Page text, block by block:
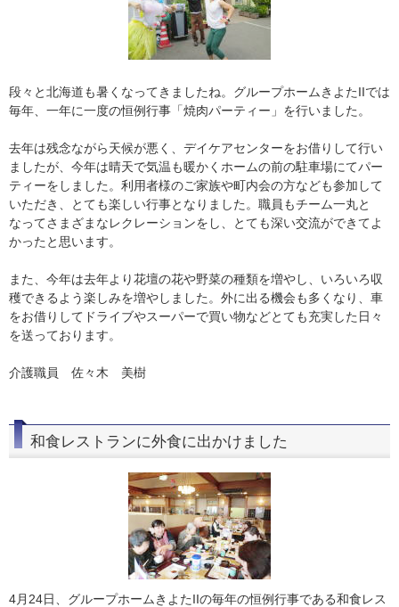
段々と北海道も暑くなってきましたね。グループホームきよたIIでは
毎年、一年に一度の恒例行事「焼肉パーティー」を行いました。
去年は残念ながら天候が悪く、デイケアセンターをお借りして行い
ましたが、今年は晴天で気温も暖かくホームの前の駐車場にてパー
ティーをしました。利用者様のご家族や町内会の方なども参加して
いただき、とても楽しい行事となりました。職員もチーム一丸と
なってさまざまなレクレーションをし、とても深い交流ができてよ
かったと思います。
また、今年は去年より花壇の花や野菜の種類を増やし、いろいろ収
穫できるよう楽しみを増やしました。外に出る機会も多くなり、車
をお借りしてドライブやスーパーで買い物などとても充実した日々
を送っております。
介護職員 佐々木 美樹
和食レストランに外食に出かけました
4月24日、グループホームきよたIIの毎年の恒例行事である和食レス